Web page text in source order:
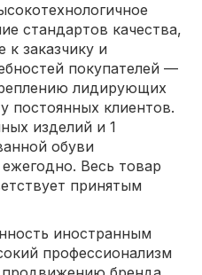
стандартов качества,
заказчику и
покупателей —
лидирующих
постоянных клиентов.
изделий и 1
обуви
Весь товар
принятым
иностранным
профессионализм